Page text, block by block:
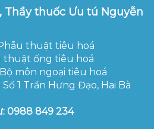
Thầy thuốc Ưu tú Nguyễn
thuật tiêu hoá
thuật ống tiêu hoá
môn ngoại tiêu hoá
1 Trần Hưng Đạo, Hai Bà
0988 849 234